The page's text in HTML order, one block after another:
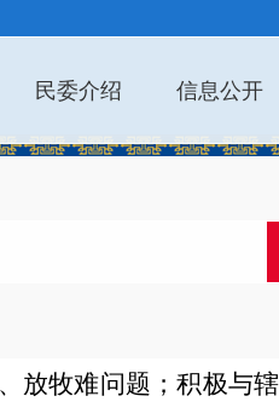
民委介绍 信息公开
牧难问题；积极与